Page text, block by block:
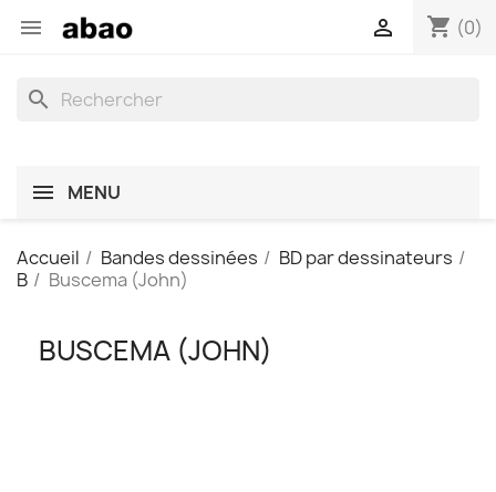
 shopping_cart (0)

search
MENU
Accueil Bandes dessinées
BD par dessinateurs
B
Buscema (John)
BUSCEMA (JOHN)